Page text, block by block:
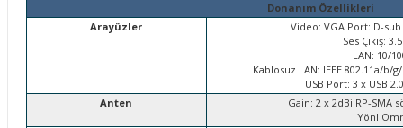
Donanım Özellikleri
Arayüzler
Video: VGA Port: D-
Ses Çıkış:
LAN: 10/
Kablosuz LAN: IEEE 802.11a/
USB Port: 3 x USB
Anten
Gain: 2 x 2dBi RP-
Yönl